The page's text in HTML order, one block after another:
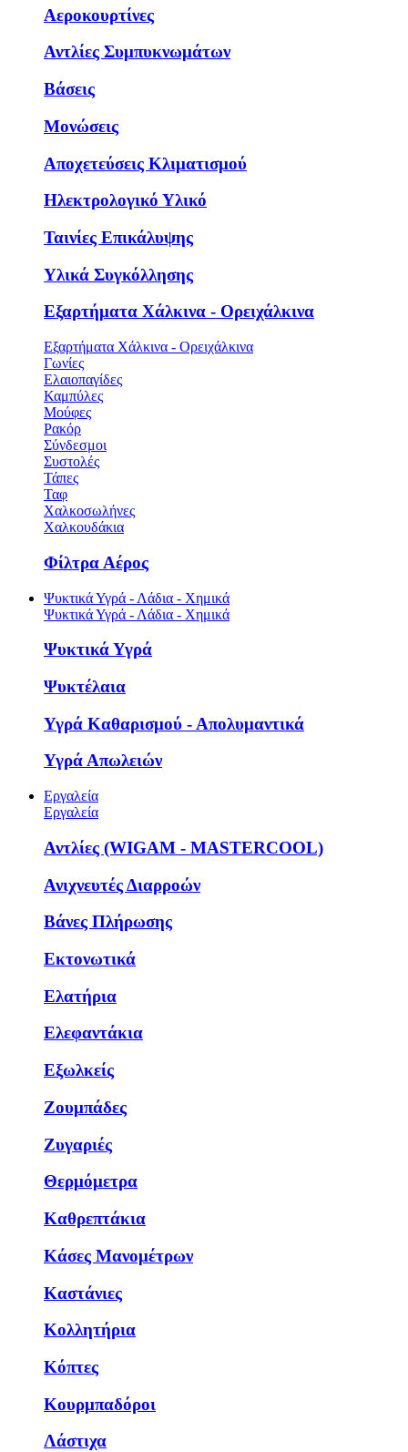
Αεροκουρτίνες
Αντλίες Συμπυκνωμάτων
Βάσεις
Μονώσεις
Αποχετεύσεις Κλιματισμού
Ηλεκτρολογικό Υλικό
Ταινίες Επικάλυψης
Υλικά Συγκόλλησης
Εξαρτήματα Χάλκινα - Ορειχάλκινα
Εξαρτήματα Χάλκινα - Ορειχάλκινα
Γωνίες
Ελαιοπαγίδες
Καμπύλες
Μούφες
Ρακόρ
Σύνδεσμοι
Συστολές
Τάπες
Ταφ
Χαλκοσωλήνες
Χαλκουδάκια
Φίλτρα Αέρος
Ψυκτικά Υγρά - Λάδια - Χημικά
Ψυκτικά Υγρά - Λάδια - Χημικά
Ψυκτικά Υγρά
Ψυκτέλαια
Υγρά Καθαρισμού - Απολυμαντικά
Υγρά Απωλειών
Εργαλεία
Εργαλεία
Αντλίες (WIGAM - MASTERCOOL)
Ανιχνευτές Διαρροών
Βάνες Πλήρωσης
Εκτονωτικά
Ελατήρια
Ελεφαντάκια
Εξωλκείς
Ζουμπάδες
Ζυγαριές
Θερμόμετρα
Καθρεπτάκια
Κάσες Μανομέτρων
Καστάνιες
Κολλητήρια
Κόπτες
Κουρμπαδόροι
Λάστιχα